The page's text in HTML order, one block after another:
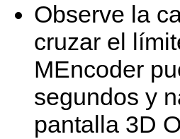
Observe la
cruzar el
MEncoder
segundos y
pantalla 3D